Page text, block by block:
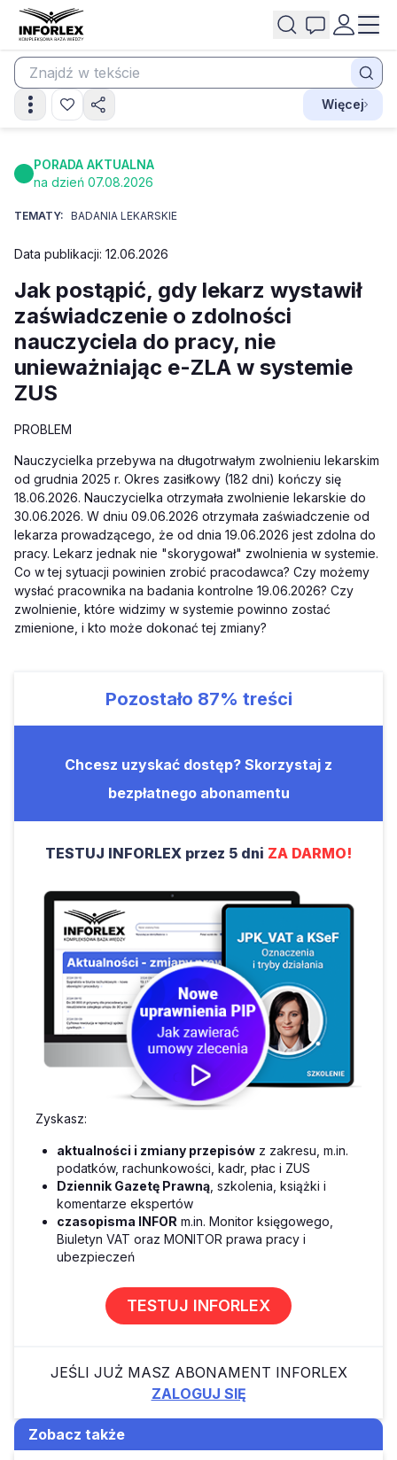
Więcej
PORADA AKTUALNA
na dzień 07.08.2026
TEMATY: BADANIA LEKARSKIE
Data publikacji: 12.06.2026
Jak postąpić, gdy lekarz wystawił
zaświadczenie o zdolności
nauczyciela do pracy, nie
unieważniając e-ZLA w systemie
ZUS
PROBLEM
Nauczycielka przebywa na długotrwałym zwolnieniu lekarskim
od grudnia 2025 r. Okres zasiłkowy (182 dni) kończy się
18.06.2026. Nauczycielka otrzymała zwolnienie lekarskie do
30.06.2026. W dniu 09.06.2026 otrzymała zaświadczenie od
lekarza prowadzącego, że od dnia 19.06.2026 jest zdolna do
pracy. Lekarz jednak nie "skorygował" zwolnienia w systemie.
Co w tej sytuacji powinien zrobić pracodawca? Czy możemy
wysłać pracownika na badania kontrolne 19.06.2026? Czy
zwolnienie, które widzimy w systemie powinno zostać
zmienione, i kto może dokonać tej zmiany?
Pozostało 87% treści
Chcesz uzyskać dostęp? Skorzystaj z
bezpłatnego abonamentu
TESTUJ INFORLEX przez 5 dni ZA DARMO!
Zyskasz:
aktualności i zmiany przepisów z zakresu, m.in.
podatków, rachunkowości, kadr, płac i ZUS
Dziennik Gazetę Prawną , szkolenia, książki i
komentarze ekspertów
czasopisma INFOR m.in. Monitor księgowego,
Biuletyn VAT oraz MONITOR prawa pracy i
ubezpieczeń
TESTUJ INFORLEX
JEŚLI JUŻ MASZ ABONAMENT INFORLEX
ZALOGUJ SIĘ
Zobacz także